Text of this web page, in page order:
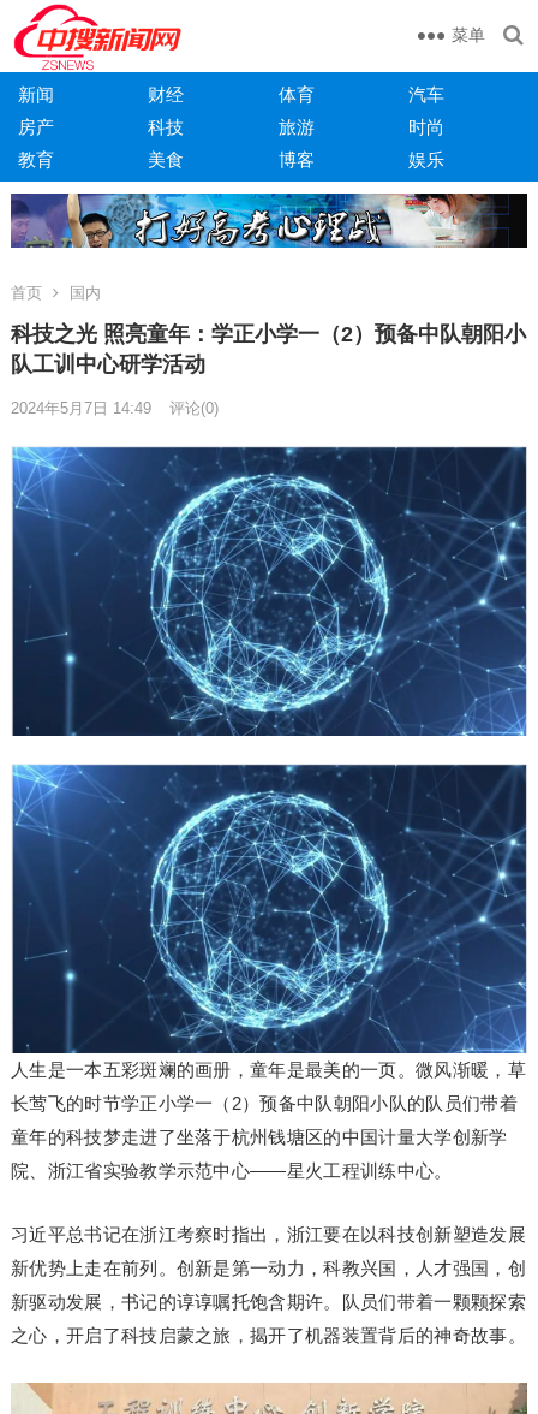
菜单
新闻 财经 体育
汽车
房产
科技 旅游
时尚
教育
美食 博客 娱乐
首页 国内
科技之光 照亮童年：学正小学一（2）预备中队朝阳小
队工训中心研学活动
2024年5月7日 14:49 评论(0)
人生是一本五彩斑斓的画册，童年是最美的一页。微风渐暖，草
长莺飞的时节学正小学一（2）预备中队朝阳小队的队员们带着
童年的科技梦走进了坐落于杭州钱塘区的中国计量大学创新学
院、浙江省实验教学示范中心——星火工程训练中心。
习近平总书记在浙江考察时指出，浙江要在以科技创新塑造发展
新优势上走在前列。创新是第一动力，科教兴国，人才强国，创
新驱动发展，书记的谆谆嘱托饱含期许。队员们带着一颗颗探索
之心，开启了科技启蒙之旅，揭开了机器装置背后的神奇故事。